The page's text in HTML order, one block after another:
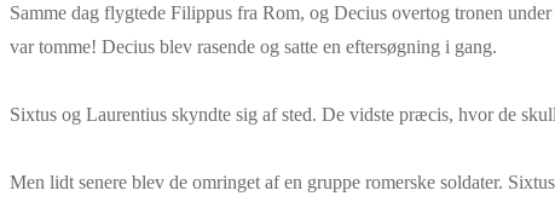
Samme dag flygtede Filippus fra Rom, og Decius overtog tronen
var tomme! Decius blev rasende og satte en eftersøgning i gang.
Sixtus og Laurentius skyndte sig af sted. De vidste præcis, hvor de
Men lidt senere blev de omringet af en gruppe romerske soldater.